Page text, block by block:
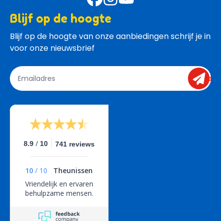
Blijf op de hoogte
Blijf op de hoogte van onze aanbiedingen schrijf je in
voor onze nieuwsbrief
send
8.9 / 10 741 reviews
10 / 10
Theunissen
Vriendelijk en ervaren
behulpzame mensen.